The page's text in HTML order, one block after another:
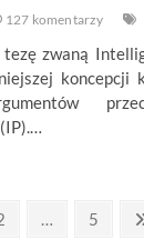
127 komentarzy
zwaną
koncepcji
… Page
5